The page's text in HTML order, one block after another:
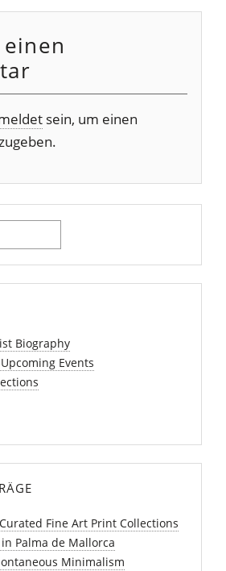
sein, um einen
Biography
Events
Fine Art Print Collections
Palma de Mallorca
Minimalism